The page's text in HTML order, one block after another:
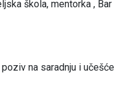
škola, mentorka , Bar
na saradnju i učešće